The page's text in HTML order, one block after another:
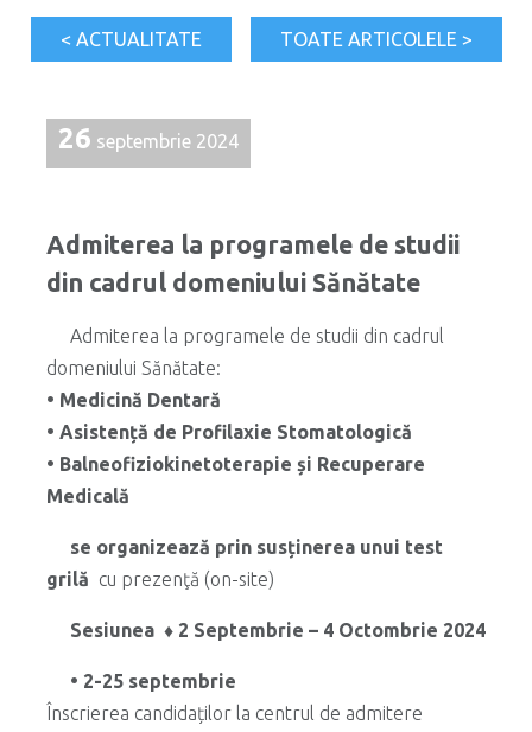
< ACTUALITATE TOATE ARTICOLELE >
26 septembrie 2024
Admiterea la programele de studii
din cadrul domeniului Sănătate
Admiterea la programele de studii din cadrul
domeniului Sănătate:
• Medicină Dentară
• Asistență de Profilaxie Stomatologică
• Balneofiziokinetoterapie și Recuperare
Medicală
se organizează prin susținerea unui test
grilă cu prezenţă (on-site)
Sesiunea ♦ 2 Septembrie – 4 Octombrie 2024
• 2-25 septembrie
Înscrierea candidaților la centrul de admitere